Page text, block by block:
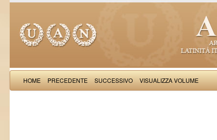
HOME PRECEDENTE SUCCESSIVO VISUALIZZA VOLUME